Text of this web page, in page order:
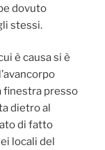
dovuto
stessi.
è causa si è
finestra presso
dietro al
di fatto
locali del